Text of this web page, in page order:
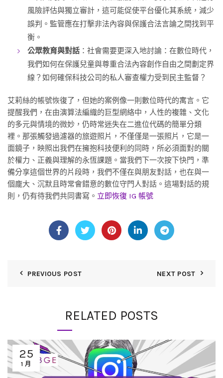
風險評估與獨立審計，這可能促使平台優化其系統，減少
誤判。監管應在打擊非法內容與保護合法言論之間找到平
衡。
公眾教育與對話 ：社會需要更深入地討論：在數位時代，
我們如何在保護兒童與尊重合法內容創作自由之間劃定界
線？如何確保科技公司的私人審查權力受到民主監督？
艾莉絲的帳號恢復了，但她的案例像一則數位時代的寓言。它
提醒我們，在由演算法編織的巨型網絡中，人性的複雜、文化
的多元與情境的微妙，仍時常迷失在二進位代碼的簡單分類
裡。那張觸發過濾器的旅遊照片，不僅僅是一張照片，它是一
面鏡子，映照出我們在擁抱科技便利的同時，所必須面對的關
於權力、正義與理解的永恆課題。當我們下一次按下快門，準
備分享這個世界的片段時，我們不僅在與朋友對話，也在與一
個龐大、沉默且時常會錯意的數位守門人對話。這場對話的規
則，仍有待我們共同書寫。 立即恢復 IG 帳號
PREVIOUS POST NEXT POST
RELATED POSTS
25
1 月